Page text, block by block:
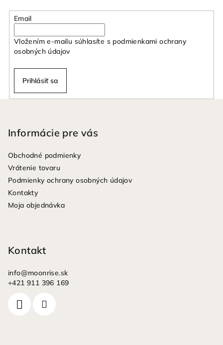
Email
Vložením e-mailu súhlasíte s podmienkami ochrany
osobných údajov
Prihlásiť sa
Informácie pre vás
Obchodné podmienky
Vrátenie tovaru
Podmienky ochrany osobných údajov
Kontakty
Moja objednávka
Kontakt
info@moonrise.sk
+421 911 396 169